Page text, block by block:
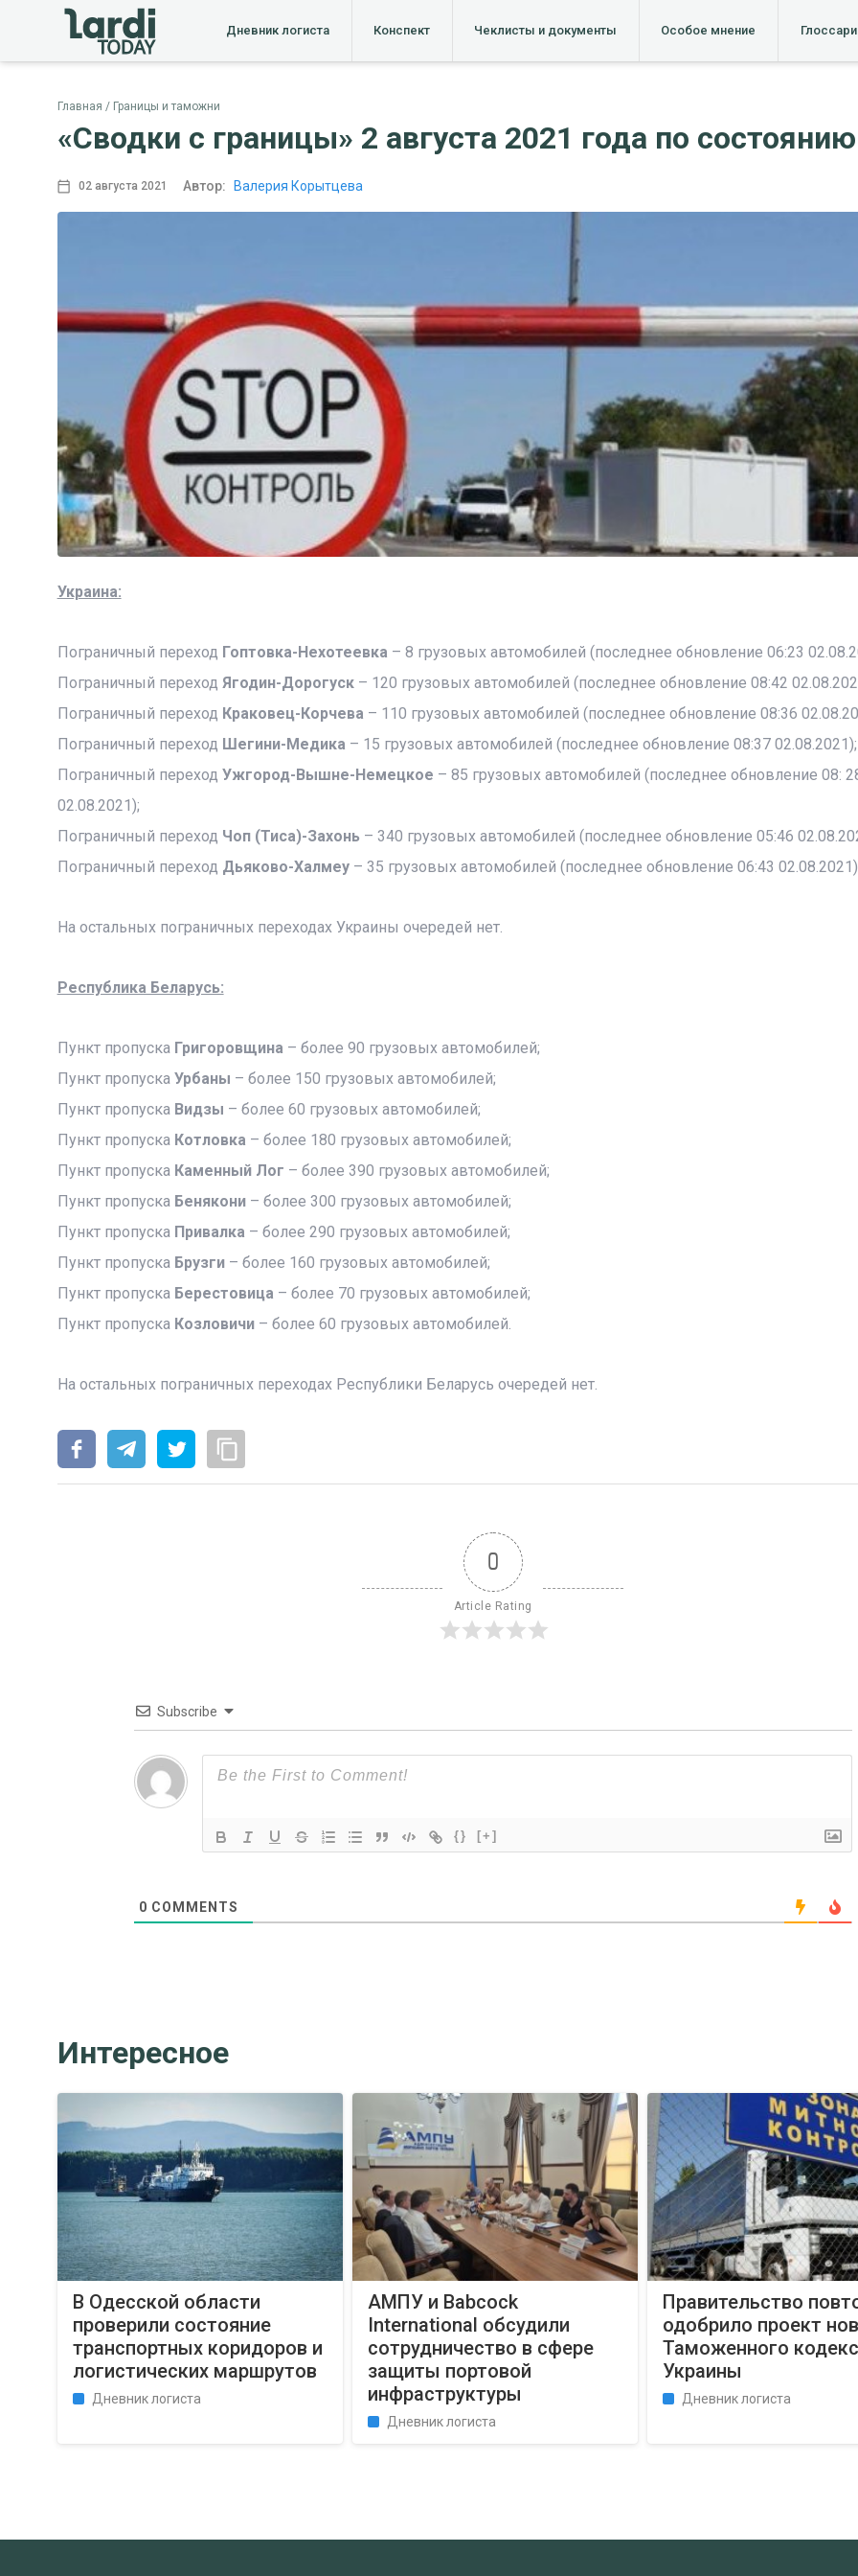
Дневник логиста Конспект Чеклисты и документы Особое мнение
Главная Границы и таможни
«Сводки с границы» 2 августа 2021 года по
02 августа 2021 Автор: Валерия Корытцева
Украина:
Пограничный переход Гоптовка-Нехотеевка – 8 грузовых автомобилей (последнее обновление 06:23
Пограничный переход Ягодин-Дорогуск – 120 грузовых автомобилей (последнее обновление 08:42
Пограничный переход Краковец-Корчева – 110 грузовых автомобилей (последнее обновление 08:36
Пограничный переход Шегини-Медика – 15 грузовых автомобилей (последнее обновление 08:37 02.08.2021);
Пограничный переход Ужгород-Вышне-Немецкое – 85 грузовых автомобилей (последнее обновление 08:
02.08.2021);
Пограничный переход Чоп (Тиса)-Захонь – 340 грузовых автомобилей (последнее обновление 05:46
Пограничный переход Дьяково-Халмеу– 35 грузовых автомобилей (последнее обновление 06:43
На остальных пограничных переходах Украины очередей нет.
Республика Беларусь:
Пункт пропускаГригоровщина – более 90 грузовых автомобилей;
Пункт пропускаУрбаны – более 150 грузовых автомобилей;
Пункт пропускаВидзы – более 60 грузовых автомобилей;
Пункт пропуска Котловка – более 180 грузовых автомобилей;
Пункт пропуска Каменный Лог – более 390 грузовых автомобилей;
Пункт пропускаБенякони – более 300 грузовых автомобилей;
Пункт пропускаПривалка – более 290 грузовых автомобилей;
Пункт пропускаБрузги– более 160 грузовых автомобилей;
Пункт пропуска Берестовица – более 70 грузовых автомобилей;
Пункт пропускаКозловичи – более 60 грузовых автомобилей.
На остальных пограничных переходах Республики Беларусь очередей нет.
0
Article Rating
Subscribe
{} [+]
0 COMMENTS
Интересное
В Одесской области
проверили состояние
транспортных коридоров и
логистических маршрутов
Дневник логиста
АМПУ и Babcock
International обсудили
сотрудничество в сфере
защиты портовой
инфраструктуры
Дневник логиста
Правительство
одобрило проект
Таможенного
Украины
Дневник логиста